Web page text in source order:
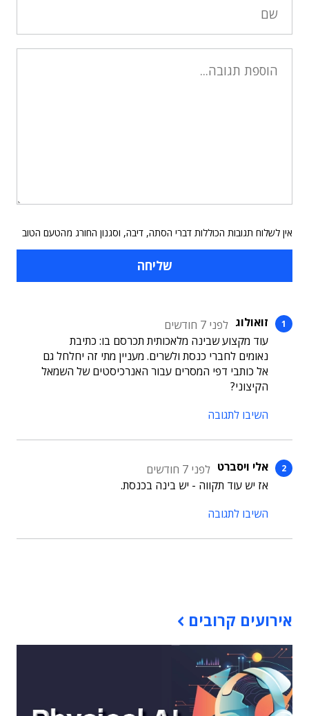
אין לשלוח תגובות הכוללות דברי הסתה, דיבה, וסגנון החורג מהטעם הטוב
זואולוג לפני 7 חודשים
עוד מקצוע שבינה מלאכותית תכרסם בו: כתיבת
נאומים לחברי כנסת ולשרים. מעניין מתי זה יחלחל גם
אל כותבי דפי המסרים עבור האנרכיסטים של השמאל
הקיצוני?
השיבו לתגובה
אלי ויסברט לפני 7 חודשים
אז יש עוד תקווה - יש בינה בכנסת.
השיבו לתגובה
אירועים קרובים